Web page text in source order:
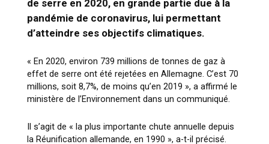
de serre en 2020, en grande partie due à la
pandémie de coronavirus, lui permettant
d’atteindre ses objectifs climatiques.
« En 2020, environ 739 millions de tonnes de gaz à
effet de serre ont été rejetées en Allemagne. C’est 70
millions, soit 8,7%, de moins qu’en 2019 », a affirmé le
ministère de l’Environnement dans un communiqué.
Il s’agit de « la plus importante chute annuelle depuis
la Réunification allemande, en 1990 », a-t-il précisé.